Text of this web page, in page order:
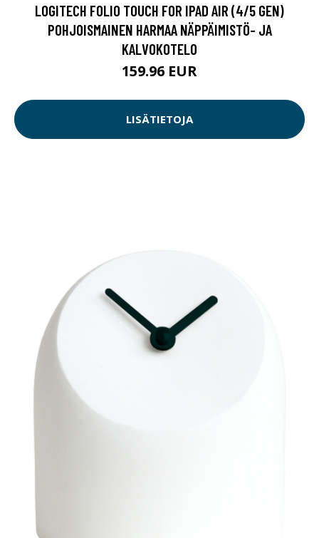
LOGITECH FOLIO TOUCH FOR IPAD AIR (4/5 GEN)
POHJOISMAINEN HARMAA NÄPPÄIMISTÖ- JA
KALVOKOTELO
159.96 EUR
LISÄTIETOJA